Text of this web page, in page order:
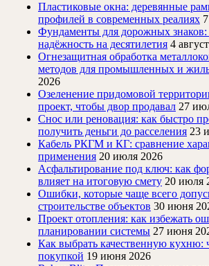
Пластиковые окна: деревянные
профилей в современных реалиях
Фундаменты для дорожных знаков:
надёжность на десятилетия 4
Огнезащитная обработка
методов для промышленных и
2026
Озеленение придомовой
проект, чтобы двор продавал 27
Снос или реновация: как быстро
получить деньги до расселения 23
Кабель РКГМ и КГ: сравнение
применения 20 июля 2026
Асфальтирование под ключ: как
влияет на итоговую смету 20 июля
Ошибки, которые чаще всего
строительстве объектов 30 июня
Проект отопления: как избежать
планировании системы 27 июня
Как выбрать качественную кухню:
покупкой 19 июня 2026